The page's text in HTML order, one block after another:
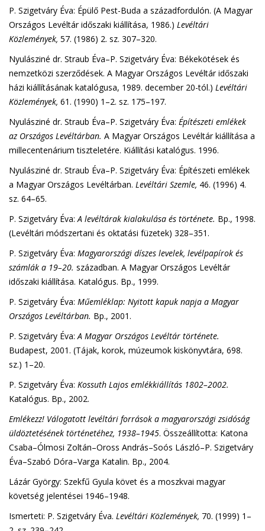
P. Szigetváry Éva: Épülő Pest-Buda a századfordulón. (A Magyar
Országos Levéltár időszaki kiállítása, 1986.) Levéltári
Közlemények, 57. (1986) 2. sz. 307–320.
Nyulásziné dr. Straub Éva–P. Szigetváry Éva: Békekötések és
nemzetközi szerződések. A Magyar Országos Levéltár időszaki
házi kiállításának katalógusa, 1989. december 20-tól.) Levéltári
Közlemények, 61. (1990) 1–2. sz. 175–197.
Nyulásziné dr. Straub Éva–P. Szigetváry Éva: Építészeti emlékek
az Országos Levéltárban. A Magyar Országos Levéltár kiállítása a
millecentenárium tiszteletére. Kiállítási katalógus. 1996.
Nyulásziné dr. Straub Éva–P. Szigetváry Éva: Építészeti emlékek
a Magyar Országos Levéltárban. Levéltári Szemle, 46. (1996) 4.
sz. 64–65.
P. Szigetváry Éva:A levéltárak kialakulása és története. Bp., 1998.
(Levéltári módszertani és oktatási füzetek) 328–351.
P. Szigetváry Éva: Magyarországi díszes levelek, levélpapírok és
számlák a 19–20. században. A Magyar Országos Levéltár
időszaki kiállítása. Katalógus. Bp., 1999.
P. Szigetváry Éva: Műemléklap: Nyitott kapuk napja a Magyar
Országos Levéltárban. Bp., 2001.
P. Szigetváry Éva:A Magyar Országos Levéltár története.
Budapest, 2001. (Tájak, korok, múzeumok kiskönyvtára, 698.
sz.) 1–20.
P. Szigetváry Éva: Kossuth Lajos emlékkiállítás 1802–2002.
Katalógus. Bp., 2002.
Emlékezz! Válogatott levéltári források a magyarországi zsidóság
üldöztetésének történetéhez, 1938–1945. Összeállította: Katona
Csaba–Ólmosi Zoltán–Oross András–Soós László–P. Szigetváry
Éva–Szabó Dóra–Varga Katalin. Bp., 2004.
Lázár György: Szekfű Gyula követ és a moszkvai magyar
követség jelentései 1946–1948.
Ismerteti: P. Szigetváry Éva. Levéltári Közlemények, 70. (1999) 1–